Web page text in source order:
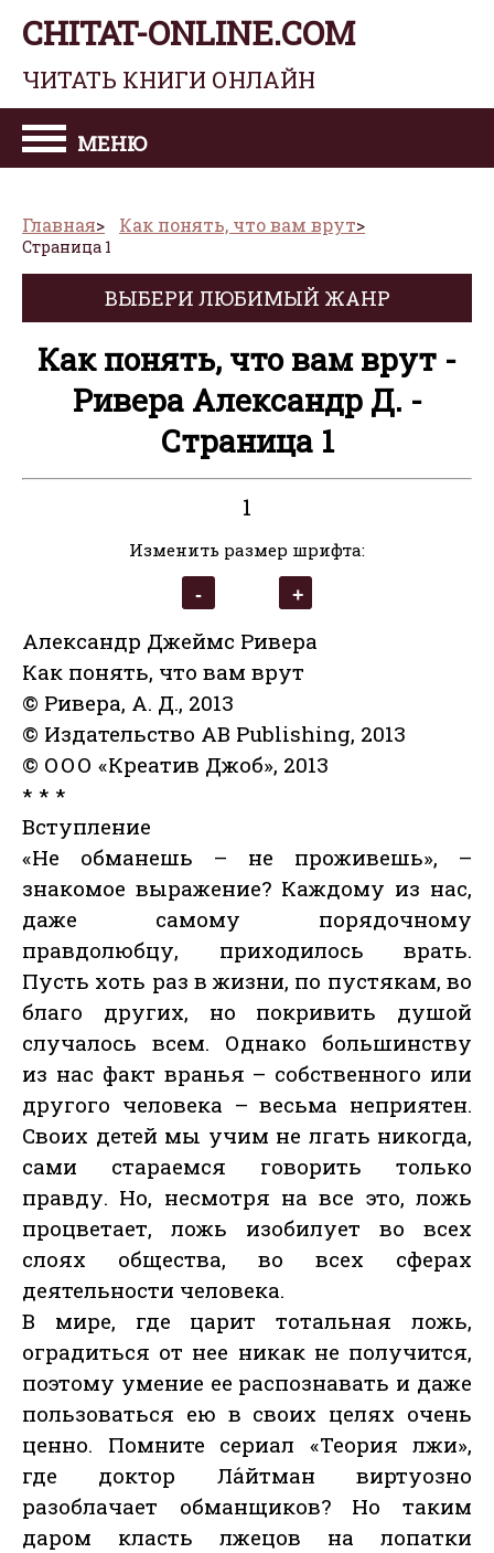
CHITAT-ONLINE.COM
ЧИТАТЬ КНИГИ ОНЛАЙН
МЕНЮ
Главная Как понять, что вам врут
Страница 1
ВЫБЕРИ ЛЮБИМЫЙ ЖАНР
Как понять, что вам врут -
Ривера Александр Д. -
Страница 1
1
Изменить размер шрифта:
Александр Джеймс Ривера
Как понять, что вам врут
© Ривера, А. Д., 2013
© Издательство AB Publishing, 2013
© ООО «Креатив Джоб», 2013
* * *
Вступление
«Не обманешь – не проживешь», –
знакомое выражение? Каждому из нас,
даже самому порядочному
правдолюбцу, приходилось врать.
Пусть хоть раз в жизни, по пустякам, во
благо других, но покривить душой
случалось всем. Однако большинству
из нас факт вранья – собственного или
другого человека – весьма неприятен.
Своих детей мы учим не лгать никогда,
сами стараемся говорить только
правду. Но, несмотря на все это, ложь
процветает, ложь изобилует во всех
слоях общества, во всех сферах
деятельности человека.
В мире, где царит тотальная ложь,
оградиться от нее никак не получится,
поэтому умение ее распознавать и даже
пользоваться ею в своих целях очень
ценно. Помните сериал «Теория лжи»,
где доктор Ла́йтман виртуозно
разоблачает обманщиков? Но таким
даром класть лжецов на лопатки